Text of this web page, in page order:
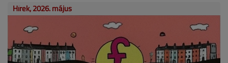
Hírek, 2026. május